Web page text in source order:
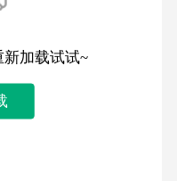
加载试试~